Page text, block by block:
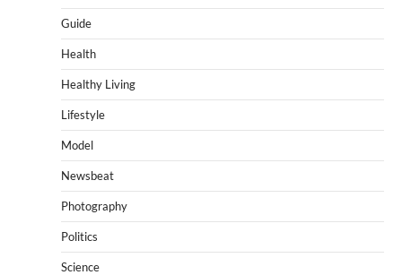
Guide
Health
Healthy Living
Lifestyle
Model
Newsbeat
Photography
Politics
Science